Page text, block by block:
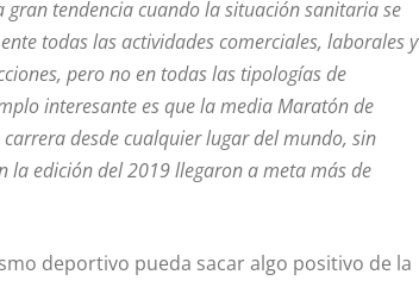
tendencia cuando la situación sanitaria se
todas las actividades comerciales, laborales y
pero no en todas las tipologías de
interesante es que la media Maratón de
desde cualquier lugar del mundo, sin
la edición del 2019 llegaron a meta más de
deportivo pueda sacar algo positivo de la